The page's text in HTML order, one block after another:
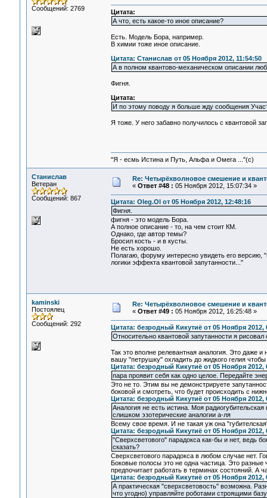
Сообщений: 2769
Цитата:
А что, есть какое-то иное описание?
Есть. Модель Бора, например.
В химии тоже иное описание.
Цитата: Станислав от 05 Ноября 2012, 11:54:50
А в полном квантово-механическом описании
Фигня.
Цитата:
И по этому поводу я больше жду сообщения
Я тоже. У него забавно получилось с квантовой
"Я - есмь Истина и Путь, Альфа и Омега ..."(с)
Станислав
Ветеран
Сообщений: 867
Re: Четырёхволновое смешение и
« Ответ #48 : 05 Ноября 2012, 15:07:34 »
Цитата: Oleg.Ol от 05 Ноября 2012, 12:48:16
Фигня.
фигня - это модель Бора.
А полное описание - то, на чем стоит КМ.
Однако, где автор темы?
Бросил кость - и в кусты.
Не есть хорошо.
Полагаю, форуму интересно увидеть его версию,
логики эффекта квантовой запутанности..."
kaminski
Постоялец
Сообщений: 292
Re: Четырёхволновое смешение и
« Ответ #49 : 05 Ноября 2012, 16:25:48 »
Цитата: безродный Кикутиё от 05 Ноября 2012,
Относительно квантовой запутанности я
Так это вполне релевантная аналогия. Это даже
вашу "петрушку" охладить до жидкого гелия
Цитата: безродный Кикутиё от 05 Ноября 2012,
пара проявит себя как одно целое. Передайте
Это не то. Этим вы не демонстрируете
боковой и смотреть, что будет происходить с
Цитата: безродный Кикутиё от 05 Ноября 2012,
Аналогия не есть истина. Моя
слишком эзотерические аналогии а-ля
Всему свое время. И не такая уж она
Цитата: безродный Кикутиё от 05 Ноября 2012,
"Сверхсветового" парадокса как-бы и нет, ведь
сказать?
Сверхсветового парадокса в любом случае нет.
Боковые полосы это не одна частица. Это
предпочитает работать в терминах состояний. А
Цитата: безродный Кикутиё от 05 Ноября 2012,
А практическая "сверхсветовость" возможна.
что угодно) управляйте роботами строящими